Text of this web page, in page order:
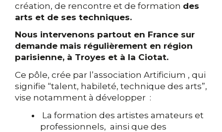
création, de rencontre et de formation des
arts et de ses techniques.
Nous intervenons partout en France sur
demande mais régulièrement en région
parisienne, à Troyes et à la Ciotat.
Ce pôle, crée par l’association Artificium , qui
signifie “talent, habileté, technique des arts”,
vise notamment à développer :
La formation des artistes amateurs et
professionnels, ainsi que des